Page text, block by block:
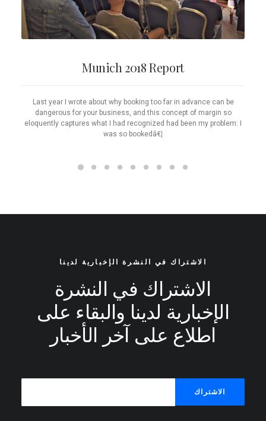
Munich 2018 Report
Last year I wrote about why booking too far in advance can be
dangerous for your business, and this concept of margin so
eloquently captures what I had recognized had been my problem: I
was so bookedâ€¦
الاشتراك في النشرة الإخبارية لدينا
الاشتراك في النشرة
الإخبارية لدينا والبقاء على
اطلاع على آخر الأخبار